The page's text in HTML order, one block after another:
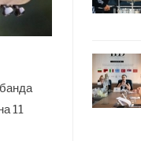
11